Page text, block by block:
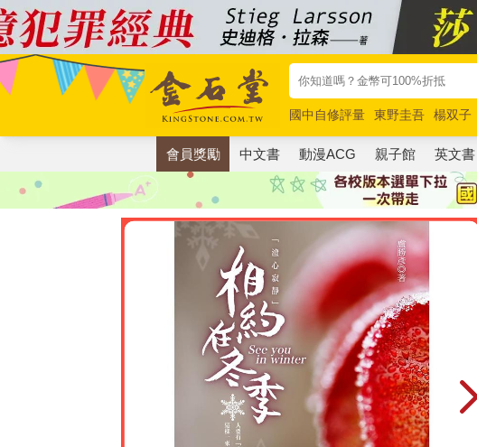
國中自修評量 東野圭吾 楊双子
唯紅花綻放
奧德賽 路邊攤新作
會員獎勵 中文書 動漫ACG 親子館 英文書